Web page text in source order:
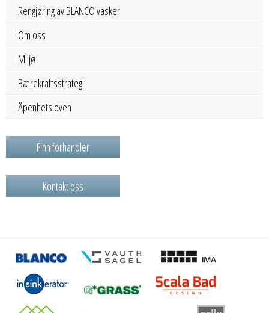
Rengjøring av BLANCO vasker
Om oss
Miljø
Bærekraftsstrategi
Åpenhetsloven
Finn forhandler
Kontakt oss